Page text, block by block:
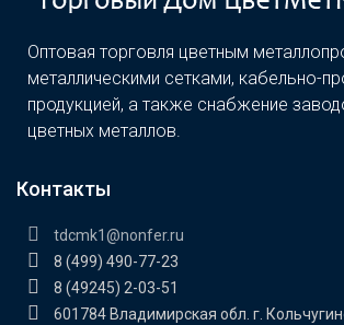
Оптовая торговля цветным
металлическими сетками, кабельно-
продукцией, а также снабжение
цветных металлов.
Контакты
tdcmk1@nonfer.ru
8 (499) 490-77-23
8 (49245) 2-03-51
601784 Владимирская обл. г.